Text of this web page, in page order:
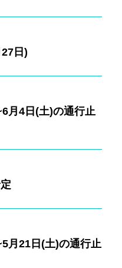
日)
月4日(土)の通行止
月21日(土)の通行止